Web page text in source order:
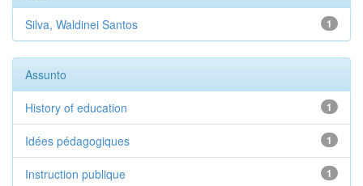
1
Silva, Waldinei Santos
Assunto
1
History of education
1
Idées pédagogiques
1
Instruction publique